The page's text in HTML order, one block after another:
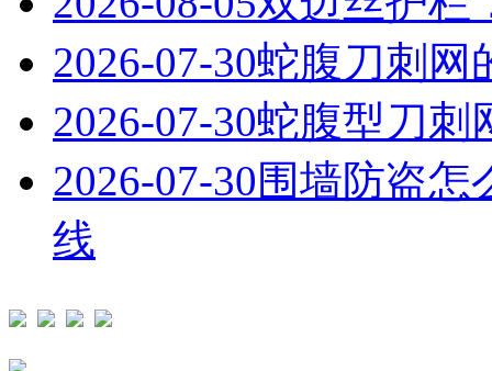
2026-07-30蛇腹刀刺网
2026-07-30蛇腹型刀刺
2026-07-30围墙防盗怎
线